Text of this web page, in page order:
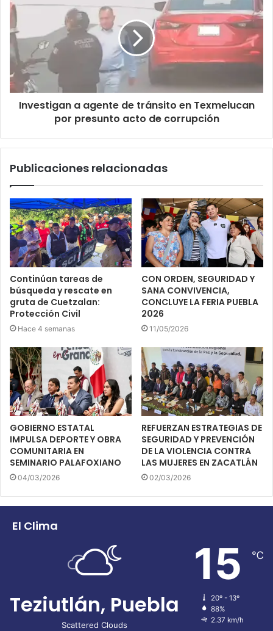
Investigan a agente de tránsito en Texmelucan
por presunto acto de corrupción
Publicaciones relacionadas
Continúan tareas de
búsqueda y rescate en
gruta de Cuetzalan:
Protección Civil
Hace 4 semanas
CON ORDEN, SEGURIDAD Y
SANA CONVIVENCIA,
CONCLUYE LA FERIA PUEBLA
2026
11/05/2026
GOBIERNO ESTATAL
IMPULSA DEPORTE Y OBRA
COMUNITARIA EN
SEMINARIO PALAFOXIANO
04/03/2026
REFUERZAN ESTRATEGIAS DE
SEGURIDAD Y PREVENCIÓN
DE LA VIOLENCIA CONTRA
LAS MUJERES EN ZACATLÁN
02/03/2026
El Clima
Teziutlán, Puebla
Scattered Clouds
15 ℃
20º - 13º
88%
2.37 km/h